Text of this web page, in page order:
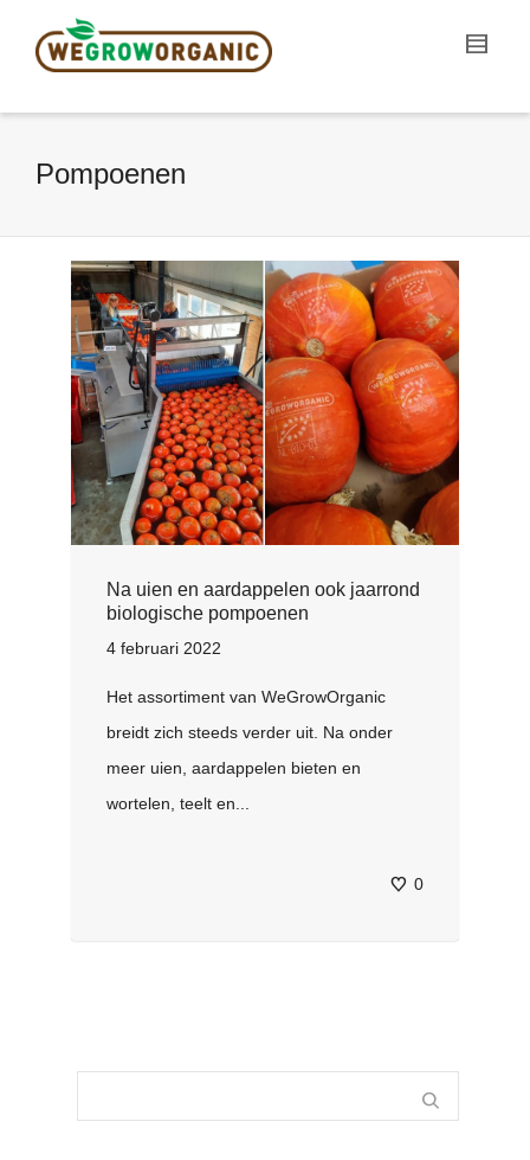
Pompoenen
Na uien en aardappelen ook jaarrond
biologische pompoenen
4 februari 2022
Het assortiment van WeGrowOrganic
breidt zich steeds verder uit. Na onder
meer uien, aardappelen bieten en
wortelen, teelt en...
0